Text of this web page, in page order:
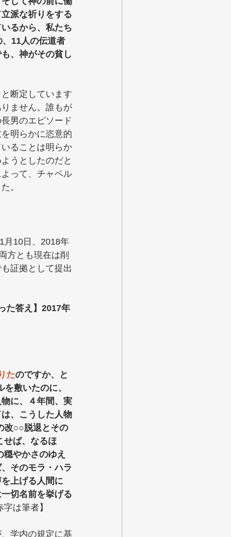
派な祈りをする
るから、私たち
11人の伝道者
、神がその貧し
と断定しています
ません。誰もが
男のエピソード
明らかに恣意的
ることは明らか
うとしたのだと
って、チャペル
。
月10日、2018年
方とも現在は削
証拠として提出
た答え】2017年
たのですか、と
敷いたのに、
に、
４年間、実
、こうした人物
改○○脱退とその
せば、なるほ
やかさのゆえ
そのモラ・ハラ
上げる人間に
切名前を挙げる
字は筆者】
学内の規定に基